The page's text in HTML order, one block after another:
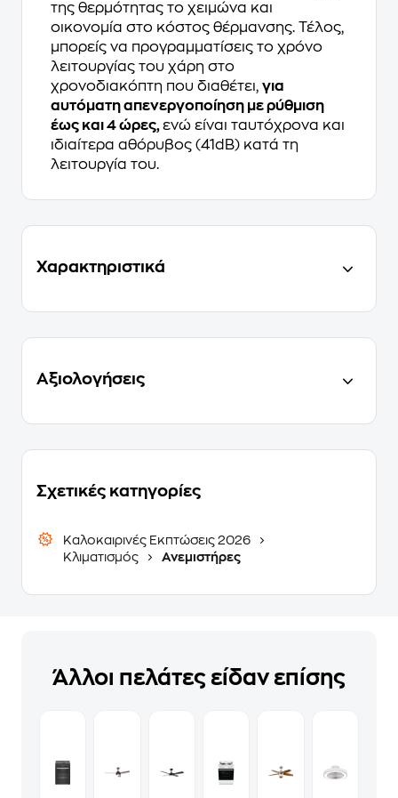
της θερμότητας το χειμώνα και
οικονομία στο κόστος θέρμανσης. Τέλος,
μπορείς να προγραμματίσεις το χρόνο
λειτουργίας του χάρη στο
χρονοδιακόπτη που διαθέτει, για
αυτόματη απενεργοποίηση με ρύθμιση
έως και 4 ώρες, ενώ είναι ταυτόχρονα και
ιδιαίτερα αθόρυβος (41dB) κατά τη
λειτουργία του.
Χαρακτηριστικά
Αξιολογήσεις
Σχετικές κατηγορίες
Καλοκαιρινές Εκπτώσεις 2026
Κλιματισμός
Ανεμιστήρες
Άλλοι πελάτες είδαν επίσης